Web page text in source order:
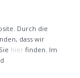
Durch die
dass wir
hier finden. Im